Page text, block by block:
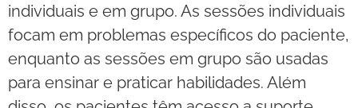
individuais e em grupo. As sessões individuais
focam em problemas específicos do paciente,
enquanto as sessões em grupo são usadas
para ensinar e praticar habilidades. Além